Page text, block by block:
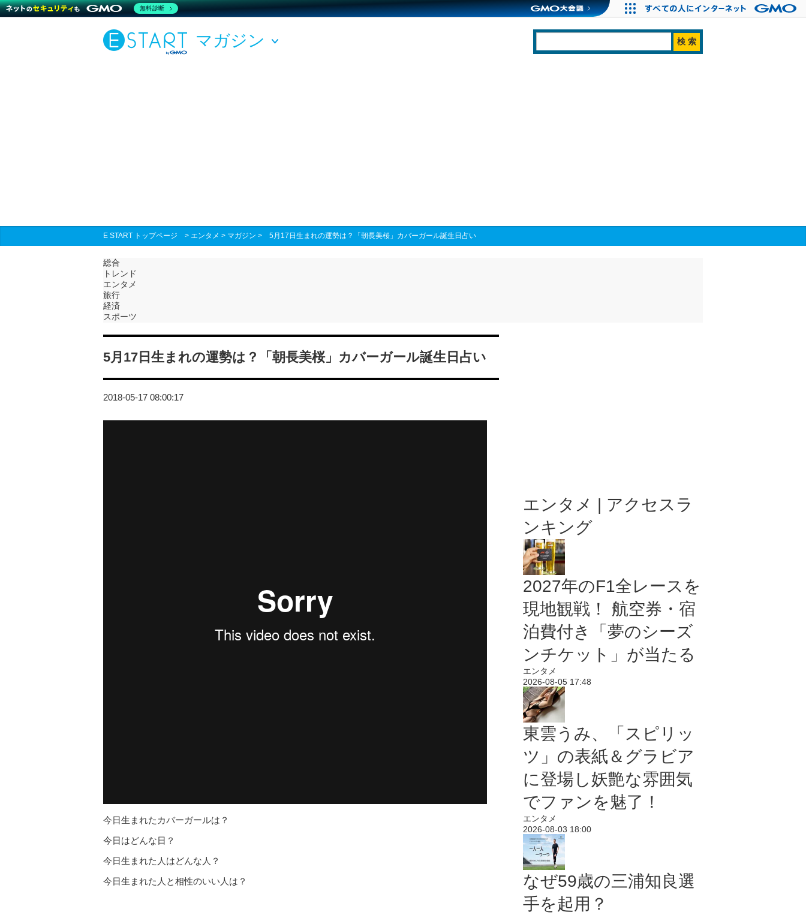
マガジン
E START トップページ > エンタメ > マガジン > 5月17日生まれの運勢は？「朝長美桜」カバーガール誕生日占い
総合
トレンド
エンタメ
旅行
経済
スポーツ
5月17日生まれの運勢は？「朝長美桜」カバーガール誕生日占い
2018-05-17 08:00:17
今日生まれたカバーガールは？
今日はどんな日？
今日生まれた人はどんな人？
今日生まれた人と相性のいい人は？
エンタメ | アクセスラ
ンキング
2027年のF1全レースを
現地観戦！ 航空券・宿
泊費付き「夢のシーズ
ンチケット」が当たる
エンタメ
2026-08-05 17:48
東雲うみ、「スピリッ
ツ」の表紙＆グラビア
に登場し妖艶な雰囲気
でファンを魅了！
エンタメ
2026-08-03 18:00
なぜ59歳の三浦知良選
手を起用？
無料診断